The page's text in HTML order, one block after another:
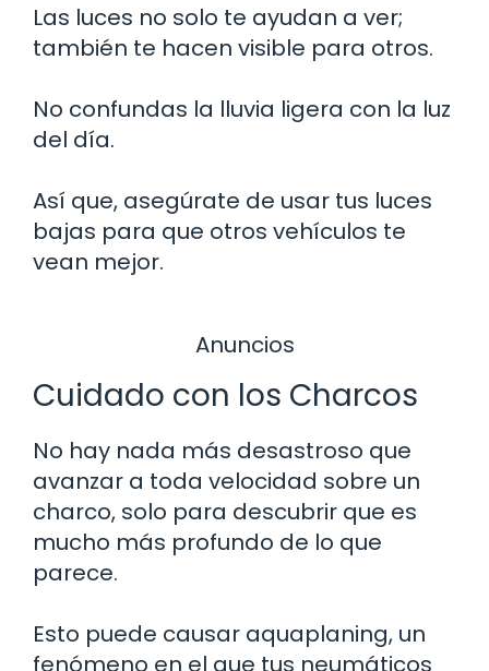
Las luces no solo te ayudan a ver;
también te hacen visible para otros.
No confundas la lluvia ligera con la luz
del día.
Así que, asegúrate de usar tus luces
bajas para que otros vehículos te
vean mejor.
Anuncios
Cuidado con los Charcos
No hay nada más desastroso que
avanzar a toda velocidad sobre un
charco, solo para descubrir que es
mucho más profundo de lo que
parece.
Esto puede causar aquaplaning, un
fenómeno en el que tus neumáticos